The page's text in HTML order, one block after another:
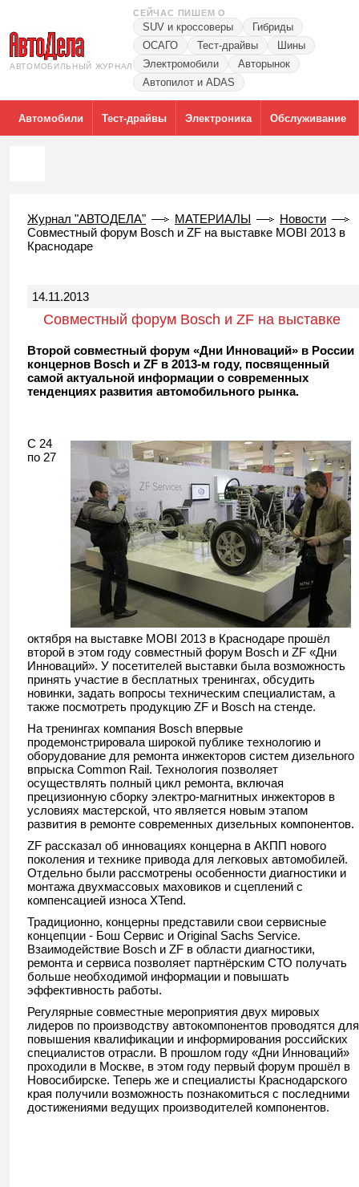
АВТОМОБИЛЬНЫЙ ЖУРНАЛ
СЕЙЧАС ПИШЕМ О
SUV и кроссоверы
Гибриды
ОСАГО
Тест-драйвы
Шины
Электромобили
Авторынок
Автопилот и ADAS
Автомобили Тест-драйвы Электроника Обслуживание
Журнал "АВТОДЕЛА" МАТЕРИАЛЫ
Новости
Совместный форум Bosch и ZF на выставке MOBI 2013 в
Краснодаре
14.11.2013
Совместный форум Bosch и ZF на выставке
MOBI 2013 в Краснодаре
Второй совместный форум «Дни Инноваций» в России
концернов Bosch и ZF в 2013-м году, посвященный
самой актуальной информации о современных
тенденциях развития автомобильного рынка.
C 24
по 27
октября на выставке MOBI 2013 в Краснодаре прошёл
второй в этом году совместный форум Bosch и ZF «Дни
Инноваций». У посетителей выставки была возможность
принять участие в бесплатных тренингах, обсудить
новинки, задать вопросы техническим специалистам, а
также посмотреть продукцию ZF и Bosch на стенде.
На тренингах компания Bosch впервые
продемонстрировала широкой публике технологию и
оборудование для ремонта инжекторов систем дизельного
впрыска Common Rail. Технология позволяет
осуществлять полный цикл ремонта, включая
прецизионную сборку электро-магнитных инжекторов в
условиях мастерской, что является новым этапом
развития в ремонте современных дизельных компонентов.
ZF рассказал об инновациях концерна в АКПП нового
поколения и технике привода для легковых автомобилей.
Отдельно были рассмотрены особенности диагностики и
монтажа двухмассовых маховиков и сцеплений с
компенсацией износа XTend.
Традиционно, концерны представили свои сервисные
концепции - Бош Сервис и Original Sachs Service.
Взаимодействие Bosch и ZF в области диагностики,
ремонта и сервиса позволяет партнёрским СТО получать
больше необходимой информации и повышать
эффективность работы.
Регулярные совместные мероприятия двух мировых
лидеров по производству автокомпонентов проводятся для
повышения квалификации и информирования российских
специалистов отрасли. В прошлом году «Дни Инноваций»
проходили в Москве, в этом году первый форум прошёл в
Новосибирске. Теперь же и специалисты Краснодарского
края получили возможность познакомиться с последними
достижениями ведущих производителей компонентов.